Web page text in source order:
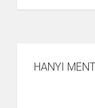
HANYI